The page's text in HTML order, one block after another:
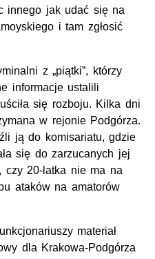
innego jak udać się na
i tam zgłosić
z „piątki”, którzy
informacje ustalili
się rozboju. Kilka dni
w rejonie Podgórza.
ją do komisariatu, gdzie
się do zarzucanych jej
czy 20-latka nie ma na
ataków na amatorów
materiał
dla Krakowa-Podgórza